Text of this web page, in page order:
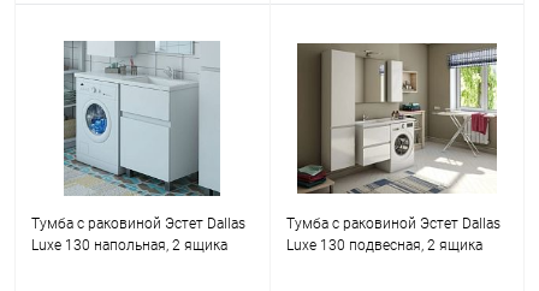
Тумба с раковиной Эстет Dallas
Luxe 130 напольная, 2 ящика
Тумба с раковиной Эстет Dallas
Luxe 130 подвесная, 2 ящика